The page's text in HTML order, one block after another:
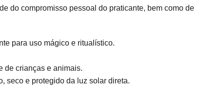
do compromisso pessoal do praticante, bem como de
para uso mágico e ritualístico.
de crianças e animais.
seco e protegido da luz solar direta.